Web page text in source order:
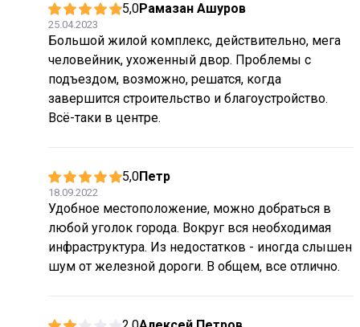
5,0Рамазан Ашуров
25.04.2023
Большой жилой комплекс, действительно, мега
человейник, ухоженный двор. Проблемы с
подъездом, возможно, решатся, когда
завершится строительство и благоустройство.
Всё-таки в центре.
5,0Петр
18.09.2022
Удобное местоположение, можно добраться в
любой уголок города. Вокруг вся необходимая
инфраструктура. Из недостатков - иногда слышен
шум от железной дороги. В общем, все отлично.